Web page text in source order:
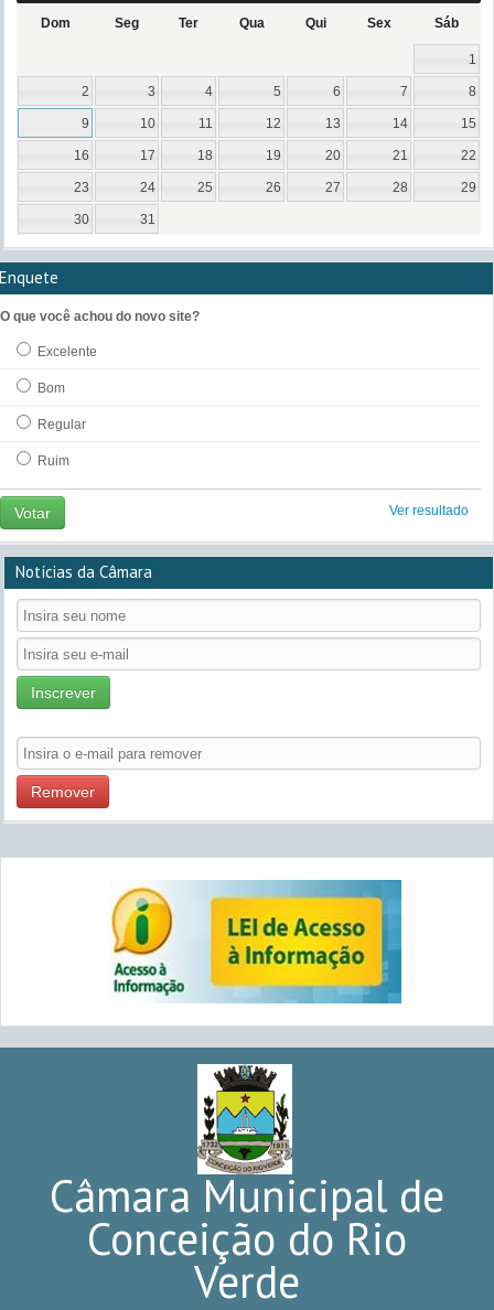
Dom Seg Ter Qua Qui Sex Sáb
1
2 3 4 5 6 7 8
9 10 11 12 13 14 15
16 17 18 19 20 21 22
23 24 25 26 27 28 29
30 31
Enquete
O que você achou do novo site?
Excelente
Bom
Regular
Ruim
Votar Ver resultado
Notícias da Câmara
Inscrever
Remover
Câmara Municipal de
Conceição do Rio
Verde